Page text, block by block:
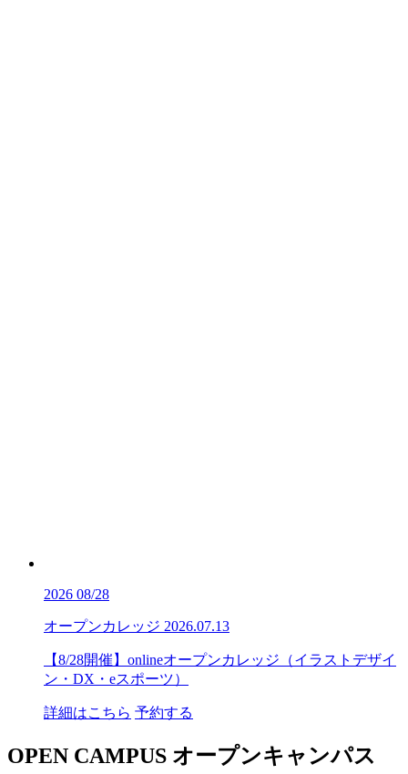
2026 08/28
オープンカレッジ 2026.07.13
【8/28開催】onlineオープンカレッジ（イラストデザイ
ン・DX・eスポーツ）
詳細はこちら 予約する
OPEN CAMPUS オープンキャンパス